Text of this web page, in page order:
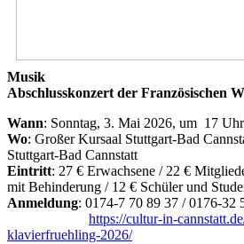
Musik
Abschlusskonzert der Französischen
Wann: Sonntag, 3. Mai 2026, um 17 Uhr
Wo: Großer Kursaal Stuttgart-Bad
Stuttgart-Bad Cannstatt
Eintritt: 27 € Erwachsene / 22 €
mit Behinderung / 12 € Schüler und
Anmeldung: 0174-7 70 89 37 / 0176-32
https://cultur-in-
klavierfruehling-2026/